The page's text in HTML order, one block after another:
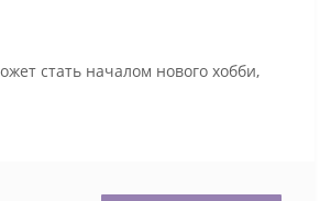
стать началом нового хобби,